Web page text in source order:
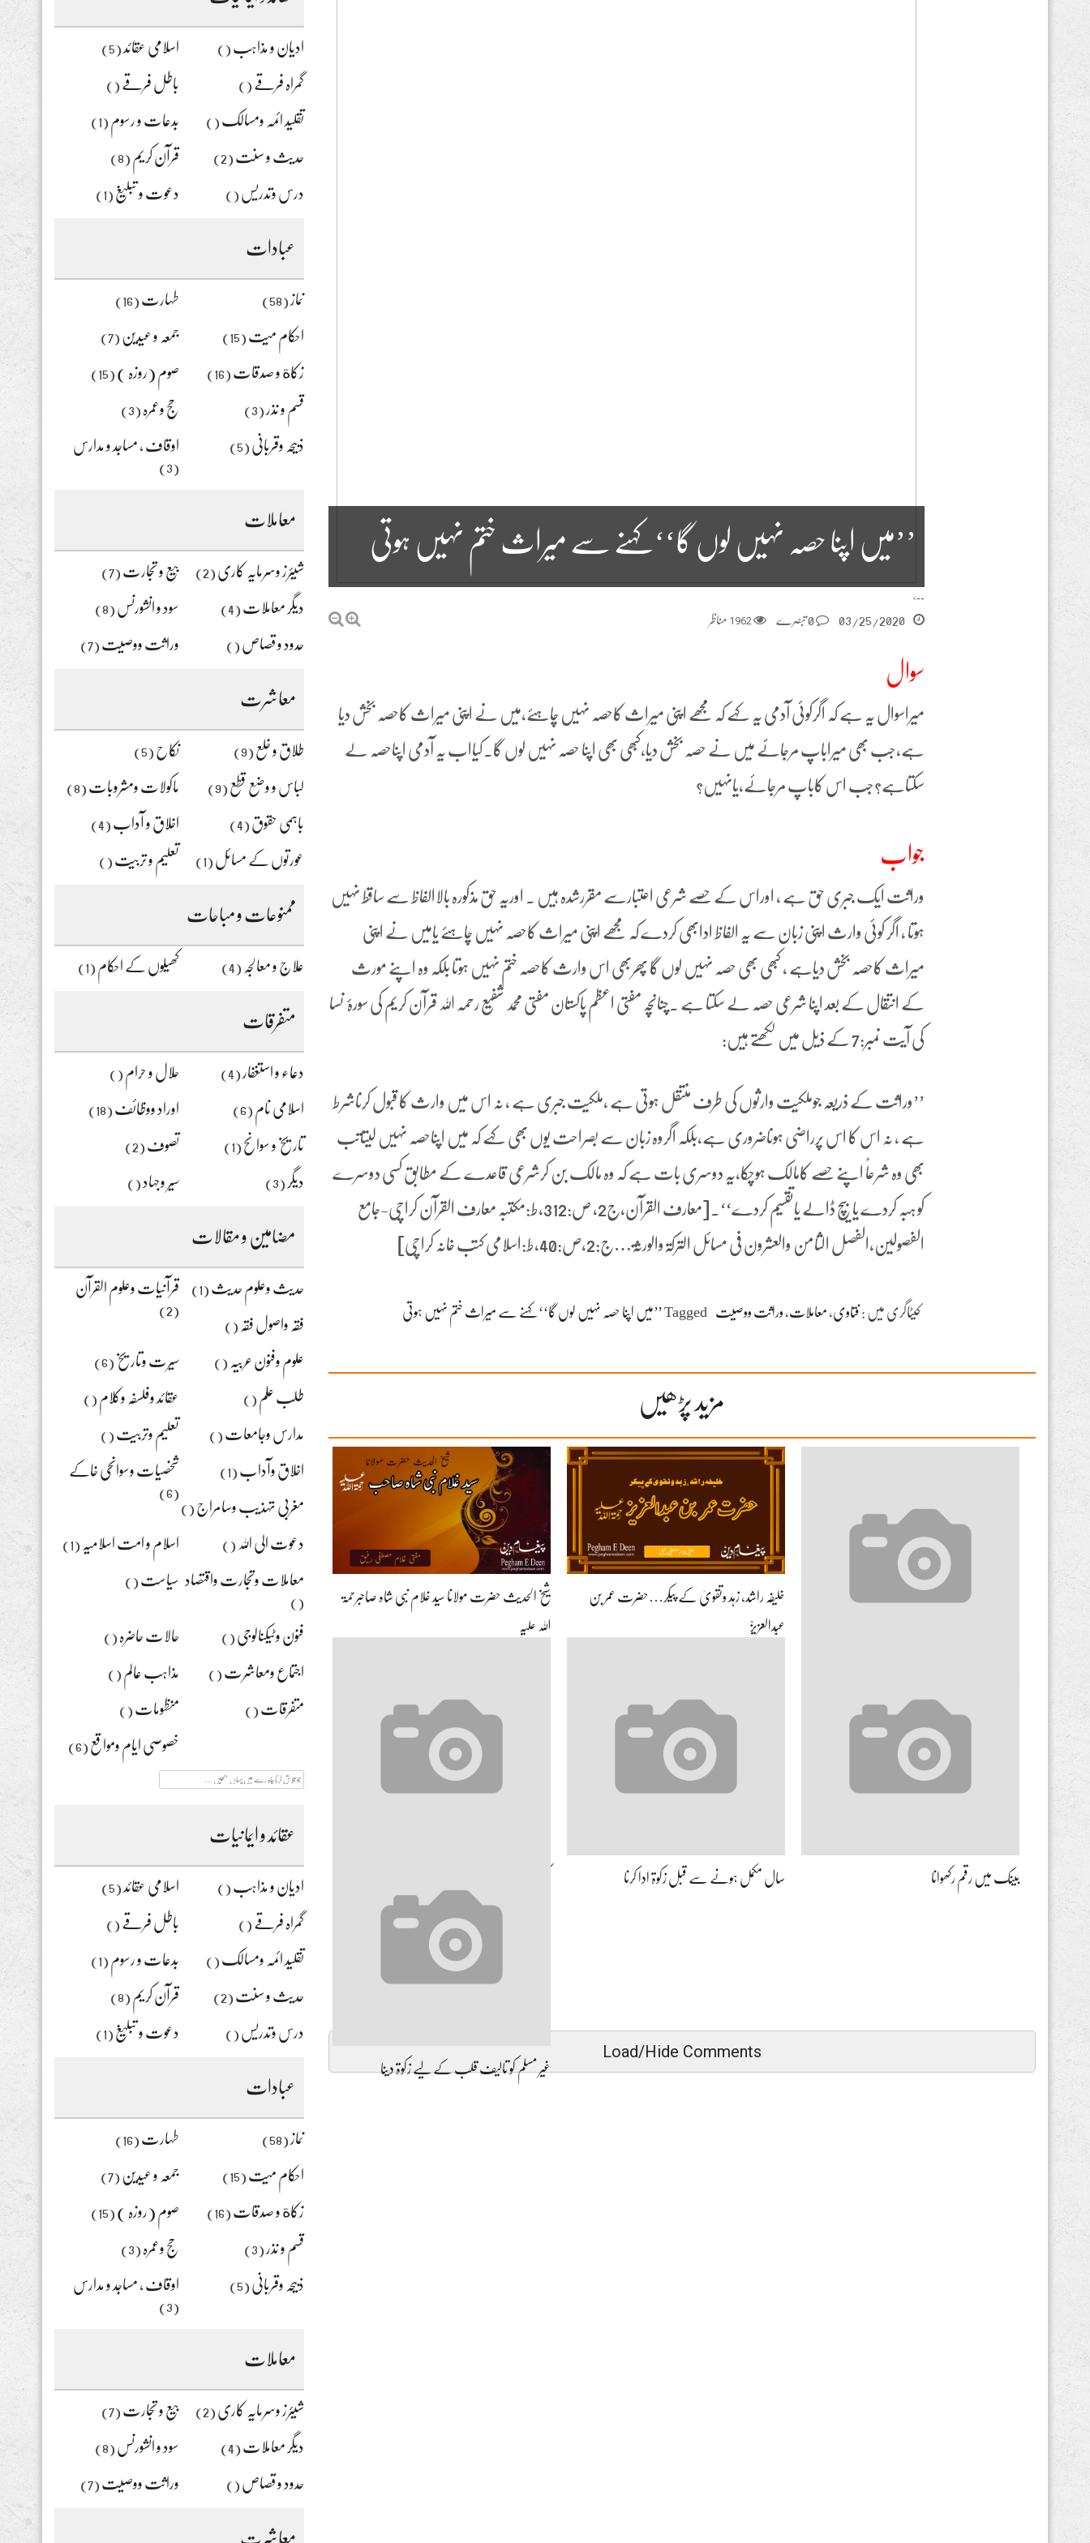
’’میں اپنا حصہ نہیں لوں گا‘‘ کہنے سے میراث ختم نہیں ہوتی
-->
03/25/2020 0 تبصرے 1962 مناظر
سوال
میراسوال یہ ہے کہ اگرکوئی آدمی یہ کہے کہ مجھے اپنی میراث کاحصہ نہیں چاہئے،میں نے اپنی میراث کاحصہ بخش دیا
ہے،جب بھی میراباپ مرجائے میں نے حصہ بخش دیا،کبھی بھی اپنا حصہ نہیں لوں گا۔کیااب یہ آدمی اپناحصہ لے
سکتاہے؟جب اس کاباپ مرجائے،یانہیں؟
جواب
وراثت ایک جبری حق ہے ، اوراس کے حصے شرعی اعتبارسے مقررشدہ ہیں ۔ اوریہ حق مذکورہ بالاالفاظ سے ساقط نہیں
ہوتا ، اگر کوئی وارث اپنی زبان سے یہ الفاظ ادابھی کردے کہ مجھے اپنی میراث کاحصہ نہیں چاہئے یامیں نے اپنی
میراث کاحصہ بخش دیاہے ، کبھی بھی حصہ نہیں لوں گا پھربھی اس وارث کاحصہ ختم نہیں ہوتا بلکہ وہ اپنے مورث
کے انتقال کے بعد اپنا شرعی حصہ لے سکتا ہے ۔چنانچہ مفتی اعظم پاکستان مفتی محمد شفیع رحمہ اللہ قرآن کریم کی سورۂ نسا
کی آیت نمبر:7 کے ذیل میں لکھتے ہیں:
’’وراثت کے ذریعہ جوملکیت وارثوں کی طرف منتقل ہوتی ہے ،ملکیت جبری ہے ، نہ اس میں وارث کا قبول کرناشرط
ہے ، نہ اس کا اس پرراضی ہوناضروری ہے،بلکہ اگروہ زبان سے بصراحت یوں بھی کہے کہ میں اپناحصہ نہیں لیتاتب
بھی وہ شرعاً اپنے حصے کامالک ہوچکا،یہ دوسری بات ہے کہ وہ مالک بن کرشرعی قاعدے کے مطابق کسی دوسرے
کو ہبہ کردے یابیچ ڈالے یاتقسیم کردے‘‘۔[معارف القرآن،ج2، ص:312،ط:مکتبہ معارف القرآن کراچی-جامع
الفصولین،الفصل الثامن والعشرون فی مسائل الترکۃوالورثۃ…ج:2،ص:40،ط:اسلامی کتب خانہ کراچی]
کیٹاگری میں : فتاوی، معاملات، وراثت ووصیت Tagged’’میں اپنا حصہ نہیں لوں گا‘‘ کہنے سے میراث ختم نہیں ہوتی
مزید پڑھیں
شیخ الحدیث حضرت مولانا سید غلام نبی شاہ صاحبرحمۃ
اللہ علیہ
خلیفہ راشد، زہد وتقویٰ کے پیکر…حضرت عمر بن
عبدالعزیزؒ
سال مکمل ہونے سے قبل زکوۃ ادا کرنا بینک میں رقم رکھوانا
غیر مسلم کو تالیف قلب کے لیے زکوۃ دینا
Load/Hide Comments
اسلامی عقائد (5) ادیان و مذاہب ()
باطل فرقے () گمراہ فرقے ()
بدعات و رسوم (1) تقلید ائمہ ومسالک ()
قرآن کریم (8) حدیث و سنت (2)
دعوت و تبلیغ (1) درس وتدریس ()
عبادات
طہارت (16) نماز (58)
جمعہ و عیدین (7) احکام میت (15)
صوم (روزہ ) (15) زکاة و صدقات (16)
حج وعمرہ (3) قسم و نذر (3)
اوقاف ، مساجد و مدارس
(3)
ذبیحہ وقربانی (5)
معاملات
بیع و تجارت (7) شیئرز وسرمایہ کاری (2)
سود و انشورنس (8) دیگر معاملات (4)
وراثت ووصیت (7) حدود و قصاص ()
معاشرت
نکاح (5) طلاق و خلع (9)
ماکولات ومشروبات (8) لباس و وضع قطع (9)
اخلاق و آداب (4) باہمی حقوق (4)
تعلیم و تربیت () عورتوں کے مسائل (1)
ممنوعات و مباحات
کھیلوں کے احکام (1) علاج و معالجہ (4)
متفرقات
حلال و حرام () دعاء و استغفار (4)
اوراد ووظائف (18) اسلامی نام (6)
تصوف (2) تاریخ و سوانح (1)
سیر وجہاد () دیگر (3)
مضامین و مقالات
قرآنیات وعلوم القرآن
(2)
حدیث وعلوم حدیث (1)
فقہ واصول فقہ ()
سیرت وتاریخ (6) علوم وفنون عربیہ ()
عقائد وفلسفہ وکلام () طلب علم ()
تعلیم وتربیت () مدارس وجامعات ()
شخصیات وسوانحی خاکے
(6)
اخلاق وآداب (1)
مغربی تہذیب وسامراج ()
اسلام و امت اسلامیہ (1) دعوت الی اللہ ()
سیاست () معاملات وتجارت واقتصاد
()
حالات حاضرہ () فنون وٹیکنالوجی ()
مذاہب عالم () اجتماع ومعاشرت ()
منظومات () متفرقات ()
خصوصی ایام ومواقع (6)
تلاش
عقائد و ایمانیات
اسلامی عقائد (5) ادیان و مذاہب ()
باطل فرقے () گمراہ فرقے ()
بدعات و رسوم (1) تقلید ائمہ ومسالک ()
قرآن کریم (8) حدیث و سنت (2)
دعوت و تبلیغ (1) درس وتدریس ()
عبادات
طہارت (16) نماز (58)
جمعہ و عیدین (7) احکام میت (15)
صوم (روزہ ) (15) زکاة و صدقات (16)
حج وعمرہ (3) قسم و نذر (3)
اوقاف ، مساجد و مدارس
(3)
ذبیحہ وقربانی (5)
معاملات
بیع و تجارت (7) شیئرز وسرمایہ کاری (2)
سود و انشورنس (8) دیگر معاملات (4)
وراثت ووصیت (7) حدود و قصاص ()
معاشرت